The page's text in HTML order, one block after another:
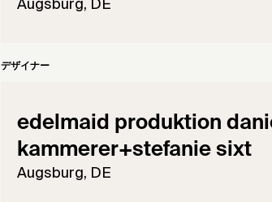
Augsburg, DE
デザイナー
edelmaid produktion
kammerer+stefanie sixt
Augsburg, DE